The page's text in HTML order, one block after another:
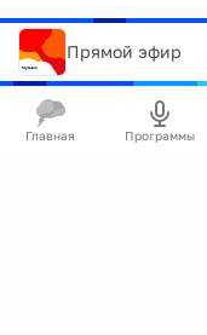
Прямой эфир
Главная Программы